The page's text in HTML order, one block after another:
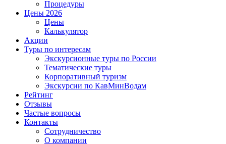
Процедуры
Цены 2026
Цены
Калькулятор
Акции
Туры по интересам
Экскурсионные туры по России
Тематические туры
Корпоративный туризм
Экскурсии по КавМинВодам
Рейтинг
Отзывы
Частые вопросы
Контакты
Сотрудничество
О компании